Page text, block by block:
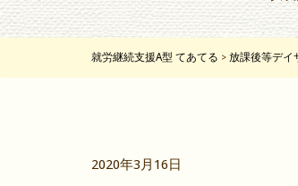
就労継続支援A型 てあてる > 放課後等デイ
2020年3月16日